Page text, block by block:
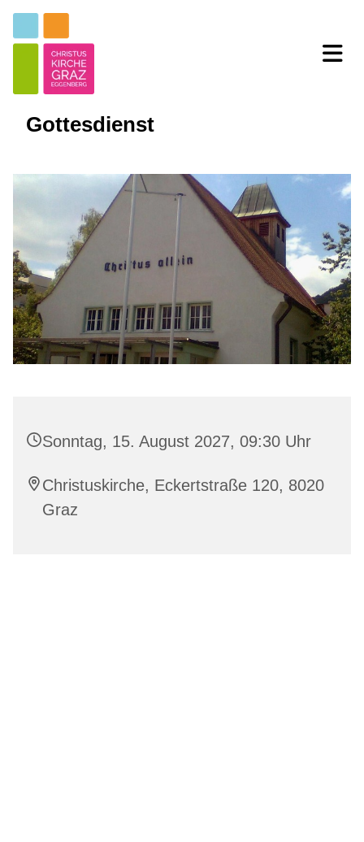
Gottesdienst
Sonntag, 15. August 2027, 09:30 Uhr
Christuskirche, Eckertstraße 120, 8020
Graz